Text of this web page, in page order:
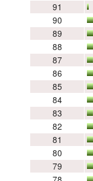
91
90
89
88
87
86
85
84
83
82
81
80
79